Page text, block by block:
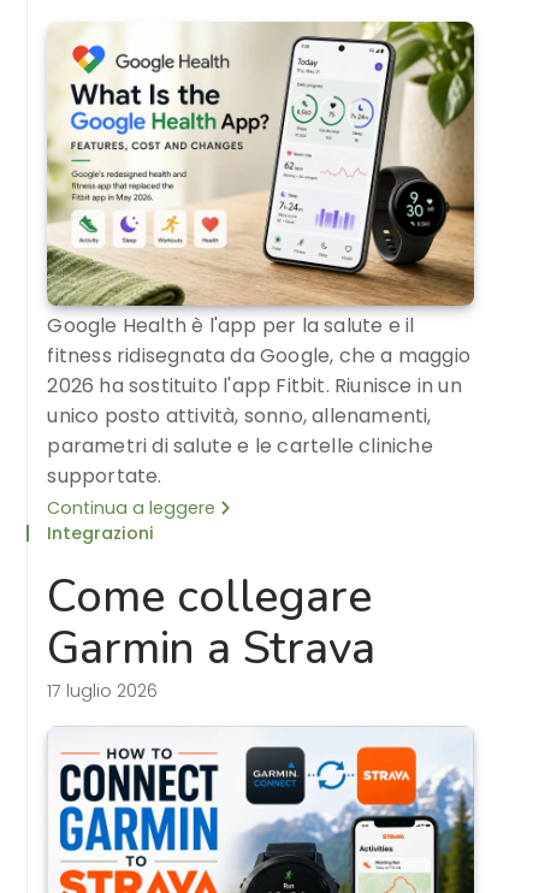
Google Health è l'app per la salute e il
fitness ridisegnata da Google, che a maggio
2026 ha sostituito l'app Fitbit. Riunisce in un
unico posto attività, sonno, allenamenti,
parametri di salute e le cartelle cliniche
supportate.
Continua a leggere
Integrazioni
Come collegare
Garmin a Strava
17 luglio 2026